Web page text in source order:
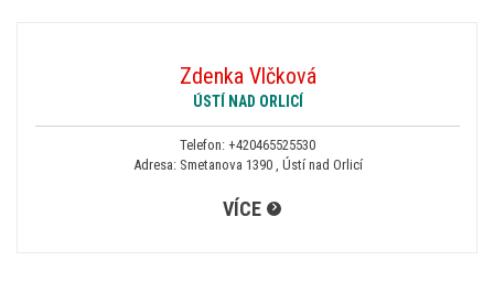
Zdenka Vlčková
ÚSTÍ NAD ORLICÍ
Telefon: +420465525530
Adresa: Smetanova 1390 , Ústí nad Orlicí
VÍCE